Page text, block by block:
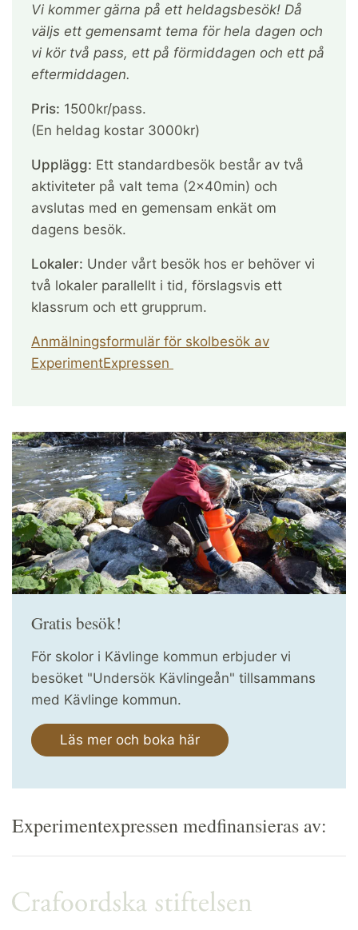
Vi kommer gärna på ett heldagsbesök! Då
väljs ett gemensamt tema för hela dagen och
vi kör två pass, ett på förmiddagen och ett på
eftermiddagen.
Pris: 1500kr/pass.
(En heldag kostar 3000kr)
Upplägg: Ett standardbesök består av två
aktiviteter på valt tema (2x40min) och
avslutas med en gemensam enkät om
dagens besök.
Lokaler: Under vårt besök hos er behöver vi
två lokaler parallellt i tid, förslagsvis ett
klassrum och ett grupprum.
Anmälningsformulär för skolbesök av
ExperimentExpressen
Gratis besök!
För skolor i Kävlinge kommun erbjuder vi
besöket "Undersök Kävlingeån" tillsammans
med Kävlinge kommun.
Läs mer och boka här
Experimentexpressen medfinansieras av: